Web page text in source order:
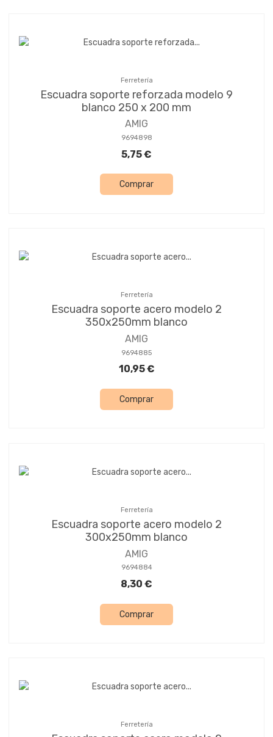
Ferretería
Escuadra soporte reforzada modelo 9
blanco 250 x 200 mm
AMIG
9694898
5,75 €
Comprar
Ferretería
Escuadra soporte acero modelo 2
350x250mm blanco
AMIG
9694885
10,95 €
Comprar
Ferretería
Escuadra soporte acero modelo 2
300x250mm blanco
AMIG
9694884
8,30 €
Comprar
Ferretería